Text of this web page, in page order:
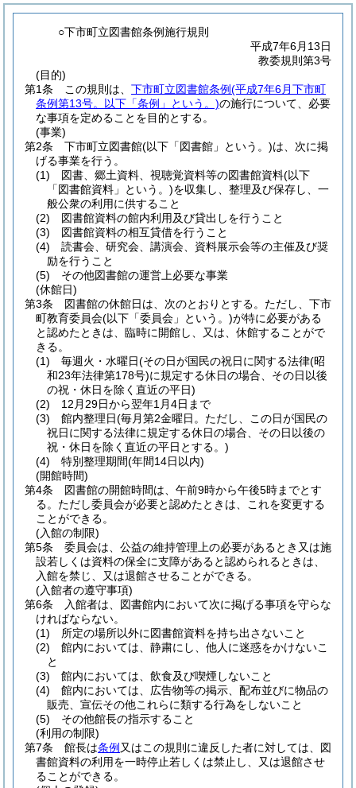
○下市町立図書館条例施行規則
平成7年6月13日
教委規則第3号
(目的)
第1条
この規則は、 下市町立図書館条例(平成7年6月下市町
条例第13号。以下「条例」という。)の施行について、必要
な事項を定めることを目的とする。
(事業)
第2条
下市町立図書館(以下「図書館」という。)は、次に掲
げる事業を行う。
(1)
図書、郷土資料、視聴覚資料等の図書館資料(以下
「図書館資料」という。)を収集し、整理及び保存し、一
般公衆の利用に供すること
(2)
図書館資料の館内利用及び貸出しを行うこと
(3)
図書館資料の相互貸借を行うこと
(4)
読書会、研究会、講演会、資料展示会等の主催及び奨
励を行うこと
(5)
その他図書館の運営上必要な事業
(休館日)
第3条
図書館の休館日は、次のとおりとする。 ただし、下市
町教育委員会(以下「委員会」という。)が特に必要がある
と認めたときは、臨時に開館し、又は、休館することがで
きる。
(1)
毎週火・水曜日(その日が国民の祝日に関する法律(昭
和23年法律第178号)に規定する休日の場合、その日以後
の祝・休日を除く直近の平日)
(2)
12月29日から翌年1月4日まで
(3)
館内整理日(毎月第2金曜日。ただし、この日が国民の
祝日に関する法律に規定する休日の場合、その日以後の
祝・休日を除く直近の平日とする。)
(4)
特別整理期間(年間14日以内)
(開館時間)
第4条
図書館の開館時間は、午前9時から午後5時までとす
る。 ただし委員会が必要と認めたときは、これを変更する
ことができる。
(入館の制限)
第5条
委員会は、公益の維持管理上の必要があるとき又は施
設若しくは資料の保全に支障があると認められるときは、
入館を禁じ、又は退館させることができる。
(入館者の遵守事項)
第6条
入館者は、図書館内において次に掲げる事項を守らな
ければならない。
(1)
所定の場所以外に図書館資料を持ち出さないこと
(2)
館内においては、静粛にし、他人に迷惑をかけないこ
と
(3)
館内においては、飲食及び喫煙しないこと
(4)
館内においては、広告物等の掲示、配布並びに物品の
販売、宣伝その他これらに類する行為をしないこと
(5)
その他館長の指示すること
(利用の制限)
第7条
館長は条例 又はこの規則に違反した者に対しては、図
書館資料の利用を一時停止若しくは禁止し、又は退館させ
ることができる。